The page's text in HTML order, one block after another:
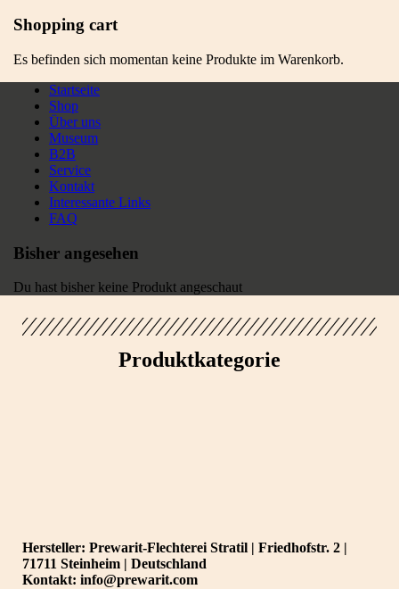
Shopping cart
Es befinden sich momentan keine Produkte im Warenkorb.
Startseite
Shop
Über uns
Museum
B2B
Service
Kontakt
Interessante Links
FAQ
Bisher angesehen
Du hast bisher keine Produkt angeschaut
Produktkategorie
Hersteller: Prewarit-Flechterei Stratil | Friedhofstr. 2 |
71711 Steinheim | Deutschland
Kontakt: info@prewarit.com